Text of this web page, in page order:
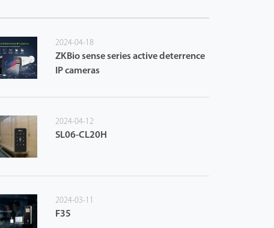
2024-04-18
ZKBio sense series active deterrence
IP cameras
2024-04-12
SL06-CL20H
2024-03-11
F35